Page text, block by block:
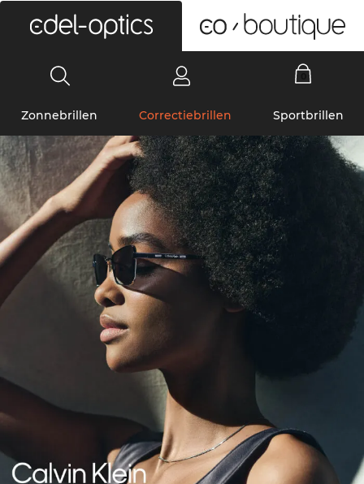
Zonnebrillen Correctiebrillen Sportbrillen